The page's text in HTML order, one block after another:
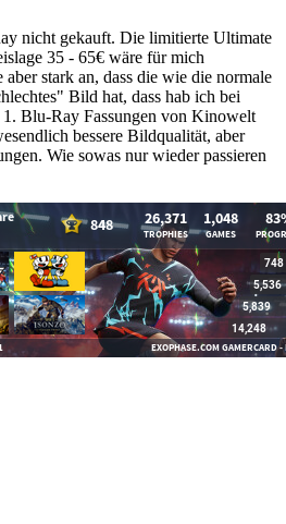
nicht gekauft. Die limitierte Ultimate
35 - 65€ wäre für mich
aber stark an, dass die wie die normale
Bild hat, dass hab ich bei
Blu-Ray Fassungen von Kinowelt
bessere Bildqualität, aber
Wie sowas nur wieder passieren